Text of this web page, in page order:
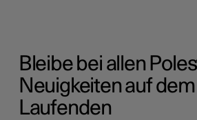
Bleibe bei allen
Neuigkeiten auf dem
Laufenden